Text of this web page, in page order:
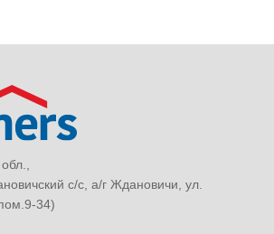
с/с, а/г Ждановичи, ул.
34)